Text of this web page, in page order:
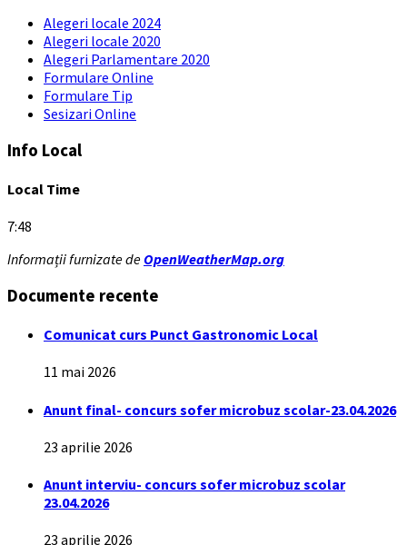
Alegeri locale 2024
Alegeri locale 2020
Alegeri Parlamentare 2020
Formulare Online
Formulare Tip
Sesizari Online
Info Local
Local Time
7:48
Informații furnizate de OpenWeatherMap.org
Documente recente
Comunicat curs Punct Gastronomic Local
11 mai 2026
Anunt final- concurs sofer microbuz scolar-23.04.2026
23 aprilie 2026
Anunt interviu- concurs sofer microbuz scolar
23.04.2026
23 aprilie 2026